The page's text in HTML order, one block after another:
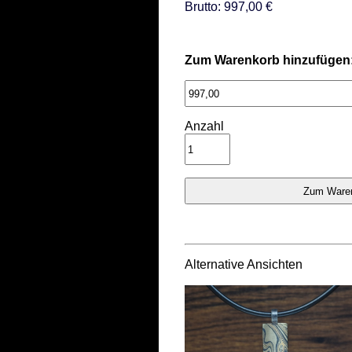
Brutto: 997,00 €
Zum Warenkorb
Anzahl
Alternative Ansichten